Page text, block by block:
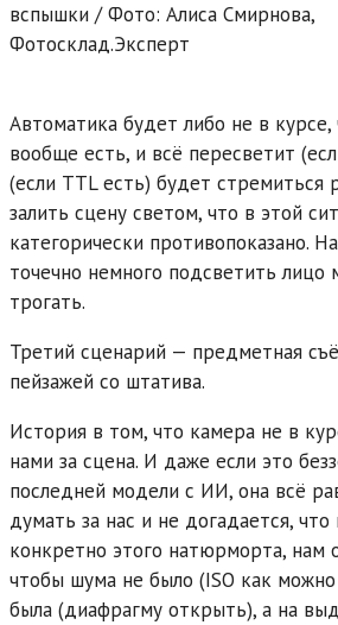
вспышки / Фото: Алиса Смирнова,
Фотосклад.Эксперт
Автоматика будет либо не в
вообще есть, и всё пересветит
(если TTL есть) будет стремиться
залить сцену светом, что в этой
категорически противопоказано.
точечно немного подсветить лицо
трогать.
Третий сценарий — предметная
пейзажей со штатива.
История в том, что камера не в
нами за сцена. И даже если это
последней модели с ИИ, она всё
думать за нас и не догадается,
конкретно этого натюрморта, нам
чтобы шума не было (ISO как
была (диафрагму открыть), а на